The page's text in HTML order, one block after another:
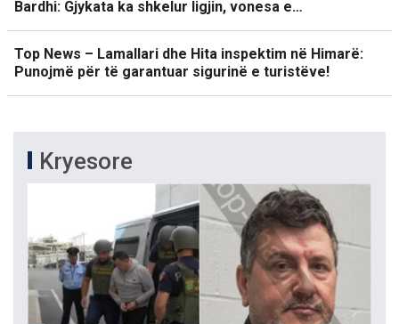
Bardhi: Gjykata ka shkelur ligjin, vonesa e…
Top News – Lamallari dhe Hita inspektim në Himarë:
Punojmë për të garantuar sigurinë e turistëve!
Kryesore